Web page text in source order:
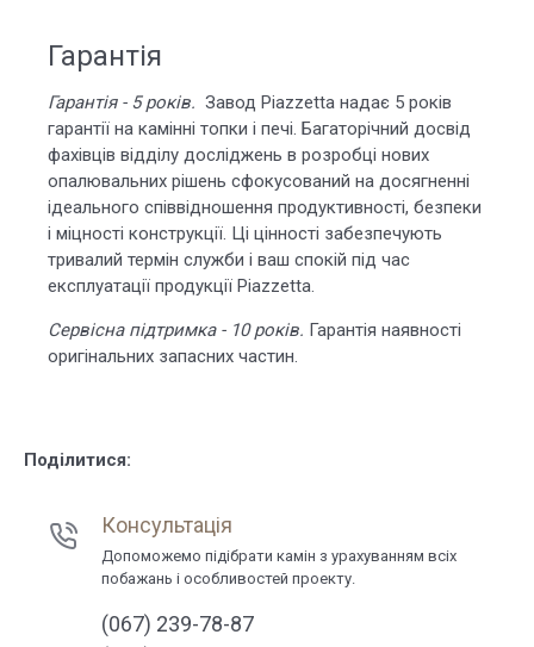
Гарантія
Гарантія - 5 років. Завод Piazzetta надає 5 років
гарантії на камінні топки і печі. Багаторічний досвід
фахівців відділу досліджень в розробці нових
опалювальних рішень сфокусований на досягненні
ідеального співвідношення продуктивності, безпеки
і міцності конструкції. Ці цінності забезпечують
тривалий термін служби і ваш спокій під час
експлуатації продукції Piazzetta.
Сервісна підтримка - 10 років. Гарантія наявності
оригінальних запасних частин.
Поділитися:
Консультація
Допоможемо підібрати камін з урахуванням всіх
побажань і особливостей проекту.
(067) 239-78-87